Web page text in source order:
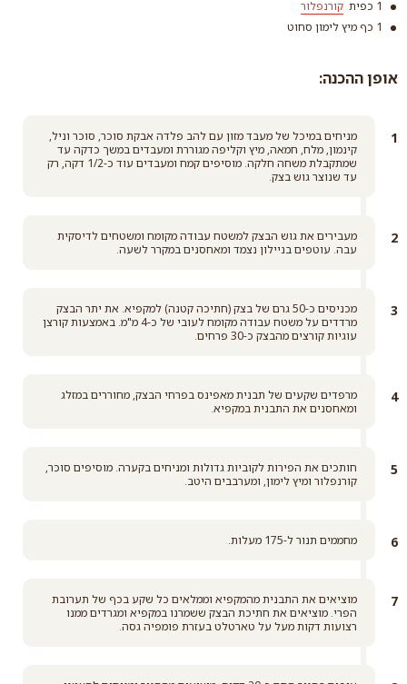
1 כפית קורנפלור
קורנפלור
קרא עוד
1 כף מיץ לימון סחוט
אופן ההכנה:
מניחים במיכל של מעבד מזון עם להב פלדה אבקת סוכר, סוכר וניל,
קינמון, מלח, חמאה, מיץ וקליפה מגוררת ומעבדים במשך כדקה עד
שמתקבלת משחה חלקה. מוסיפים קמח ומעבדים עוד כ-1/2 דקה, רק
עד שנוצר גוש בצק.
מעבירים את גוש הבצק למשטח עבודה מקומח ומשטחים לדיסקית
עבה. עוטפים בניילון נצמד ומאחסנים במקרר לשעה.
מכניסים כ-50 גרם של בצק (חתיכה קטנה) למקפיא. את יתר הבצק
מרדדים על משטח עבודה מקומח לעובי של כ-4 מ"מ. באמצעות קורצן
עוגיות קורצים מהבצק כ-30 פרחים.
מרפדים שקעים של תבנית מאפינס בפרחי הבצק, מחוררים במזלג
ומאחסנים את התבנית במקפיא.
חותכים את הפירות לקוביות גדולות ומניחים בקערה. מוסיפים סוכר,
קורנפלור ומיץ לימון, ומערבבים היטב.
מחממים תנור ל-175 מעלות.
מוציאים את התבנית מהמקפיא וממלאים כל שקע בכף של תערובת
הפרי. מוציאים את חתיכת הבצק ששמרנו במקפיא ומגרדים ממנו
רצועות דקות מעל על טארטלט בעזרת פומפיה גסה.